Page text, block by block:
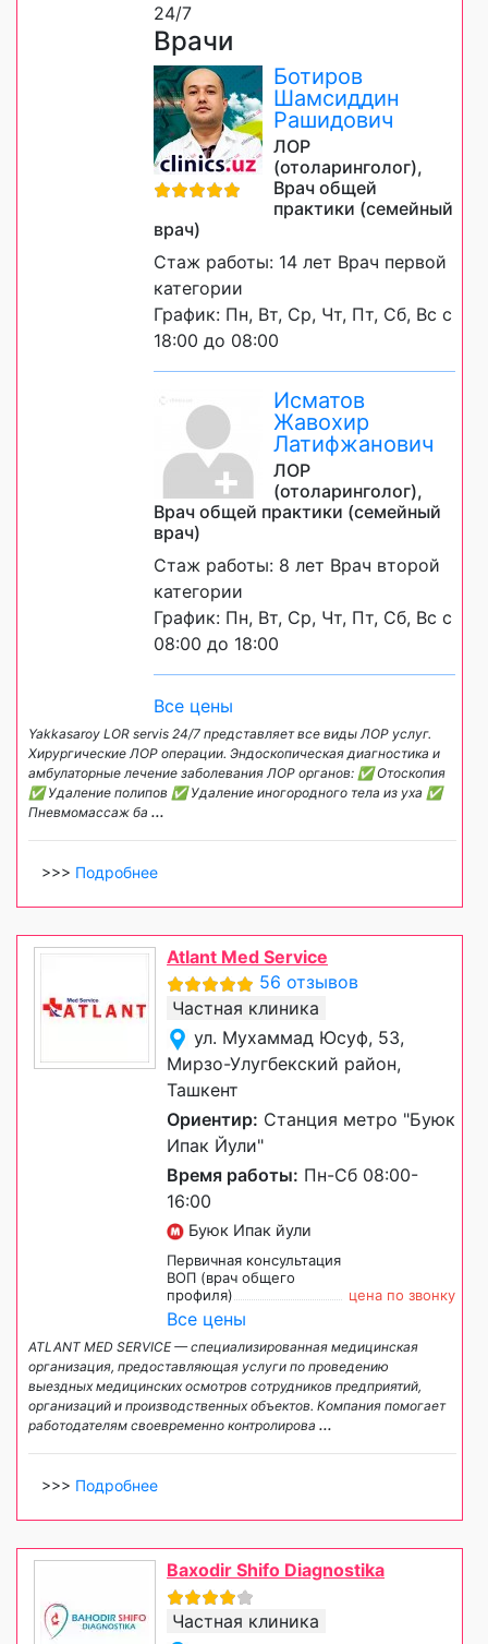
24/7
Врачи
Ботиров
Шамсиддин
Рашидович
ЛОР
(отоларинголог),
Врач общей
практики (семейный
врач)
Стаж работы: 14 лет Врач первой
категории
График: Пн, Вт, Ср, Чт, Пт, Сб, Вс с
18:00 до 08:00
Исматов
Жавохир
Латифжанович
ЛОР
(отоларинголог),
Врач общей практики (семейный
врач)
Стаж работы: 8 лет Врач второй
категории
График: Пн, Вт, Ср, Чт, Пт, Сб, Вс с
08:00 до 18:00
Все цены
Yakkasaroy LOR servis 24/7 представляет все виды ЛОР услуг.
Хирургические ЛОР операции. Эндоскопическая диагностика и
амбулаторные лечение заболевания ЛОР органов: ✅ Отоскопия
✅ Удаление полипов ✅ Удаление иногородного тела из уха ✅
Пневмомассаж ба ...
>>> Подробнее
Atlant Med Service
56 отзывов
Частная клиника
ул. Мухаммад Юсуф, 53,
Мирзо-Улугбекский район,
Ташкент
Ориентир: Станция метро "Буюк
Ипак Йули"
Время работы: Пн-Сб 08:00-
16:00
Буюк Ипак йули
Первичная консультация
ВОП (врач общего
профиля)
цена по звонку
Все цены
ATLANT MED SERVICE — специализированная медицинская
организация, предоставляющая услуги по проведению
выездных медицинских осмотров сотрудников предприятий,
организаций и производственных объектов. Компания помогает
работодателям своевременно контролирова ...
>>> Подробнее
Baxodir Shifo Diagnostika
Частная клиника